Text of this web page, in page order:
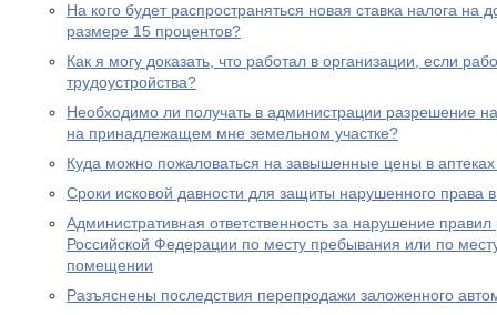
На кого будет распространяться новая ставка налога на
размере 15 процентов?
Как я могу доказать, что работал в организации, если
трудоустройства?
Необходимо ли получать в администрации разрешение
на принадлежащем мне земельном участке?
Куда можно пожаловаться на завышенные цены в
Сроки исковой давности для защиты нарушенного права
Административная ответственность за нарушение
Российской Федерации по месту пребывания или по
помещении
Разъяснены последствия перепродажи заложенного